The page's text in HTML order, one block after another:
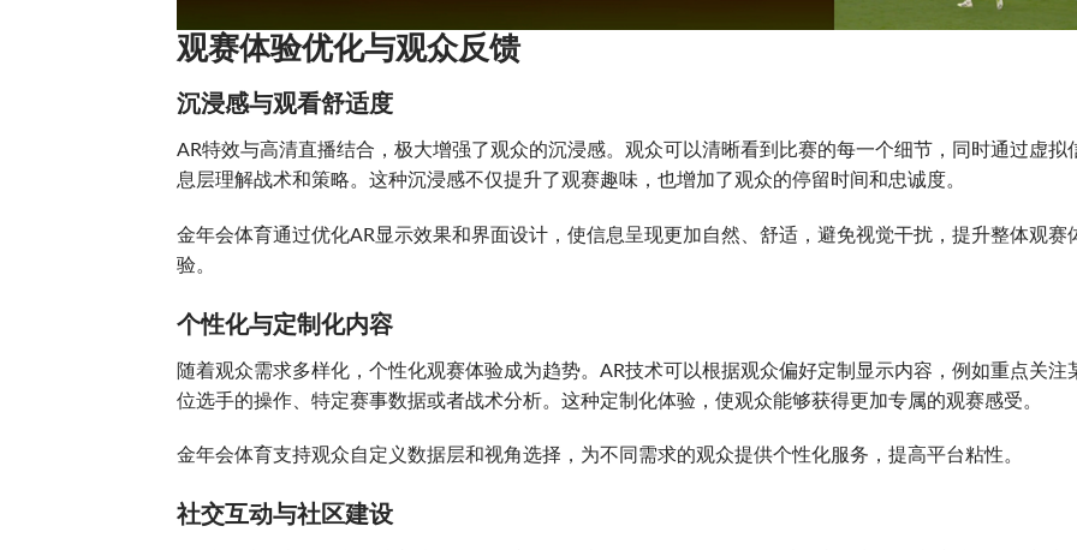
观赛体验优化与观众反馈
沉浸感与观看舒适度
AR特效与高清直播结合，极大增强了观众的沉浸感。观众可以清晰看到比赛的每一个细节，同时通过虚拟
息层理解战术和策略。这种沉浸感不仅提升了观赛趣味，也增加了观众的停留时间和忠诚度。
金年会体育通过优化AR显示效果和界面设计，使信息呈现更加自然、舒适，避免视觉干扰，提升整体观赛
验。
个性化与定制化内容
随着观众需求多样化，个性化观赛体验成为趋势。AR技术可以根据观众偏好定制显示内容，例如重点关注
位选手的操作、特定赛事数据或者战术分析。这种定制化体验，使观众能够获得更加专属的观赛感受。
金年会体育支持观众自定义数据层和视角选择，为不同需求的观众提供个性化服务，提高平台粘性。
社交互动与社区建设